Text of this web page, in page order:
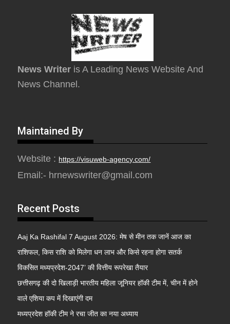
News Writer is A Leading News Website And
News Channel.
Maintained By
Website : https://visuweb-agency.com/
Email:- hrnewswriter@gmail.com
Recent Posts
Aaj Ka Rashifal 7 August 2026: मेष से मीन तक जानें आज का
राशिफल, किस राशि को मिलेगा धन लाभ और किसे रहना होगा सतर्क
विकसित मध्यप्रदेश-2047’ की वित्तीय रूपरेखा तैयार
छत्तीसगढ़ की दो खिलाड़ी भारतीय महिला जूनियर हॉकी टीम में, चीन में होने
वाले एशिया कप में दिखाएंगी दम
मध्यप्रदेश हॉकी टीम ने रचा जीत का नया अध्याय